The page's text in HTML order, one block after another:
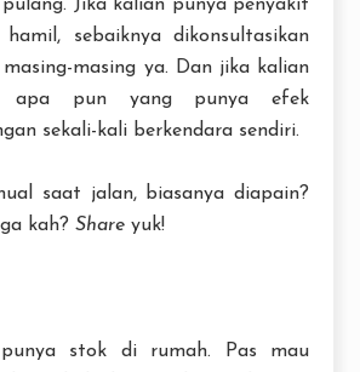
Jika kalian punya penyakit
sebaiknya dikonsultasikan
masing ya. Dan jika kalian
apa pun yang punya efek
sekali-kali berkendara sendiri.
saat jalan, biasanya diapain?
kah? Share yuk!
punya stok di rumah. Pas mau